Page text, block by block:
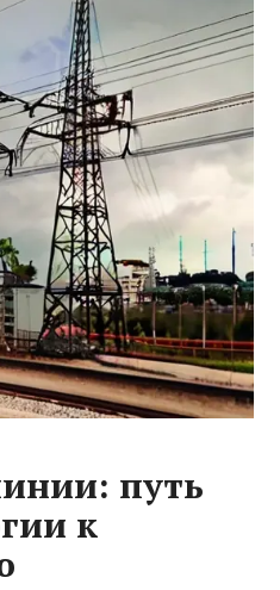
путь
к